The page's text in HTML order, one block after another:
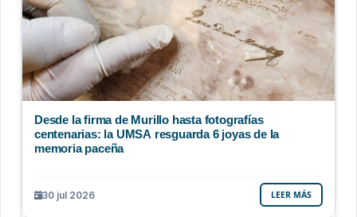
Desde la firma de Murillo hasta fotografías
centenarias: la UMSA resguarda 6 joyas de la
memoria paceña
30 jul 2026 LEER MÁS